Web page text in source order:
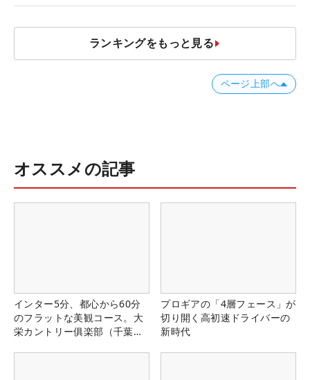
ランキングをもっと見る
ページ上部へ
オススメの記事
インター5分、都心から60分
のフラットな美観コース。大
栄カントリー俱楽部（千葉
プロギアの「4層フェース」が
切り開く高初速ドライバーの
新時代